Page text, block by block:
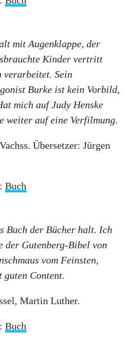
mit Augenklappe, der
Kinder vertritt
Sein
Burke ist kein Vorbild,
mich auf Judy Henske
weiter auf eine Verfilmung.
Übersetzer: Jürgen
Buch
Buch der Bücher halt. Ich
der Gutenberg-Bibel von
vom Feinsten,
guten Content.
Martin Luther.
Buch